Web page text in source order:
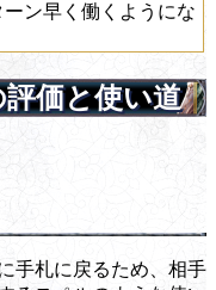
ーン早く働くようにな
価と使い道
手札に戻るため、相手